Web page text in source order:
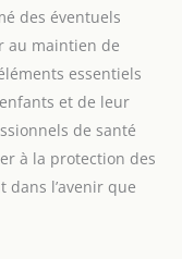
des éventuels
au maintien de
essentiels
et de leur
de santé
à la protection des
dans l’avenir que